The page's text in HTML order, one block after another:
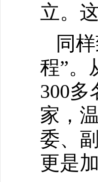
立。
同
程”。
300
家，
委、
更是